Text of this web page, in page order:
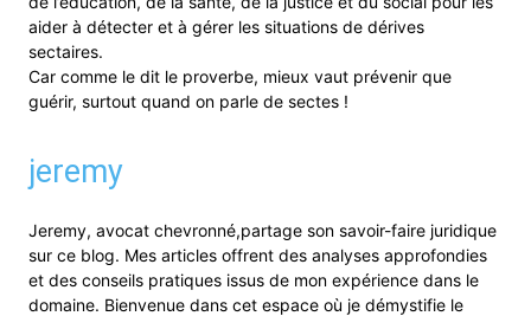
aider à détecter et à gérer les situations de dérives
sectaires.
Car comme le dit le proverbe, mieux vaut prévenir que
guérir, surtout quand on parle de sectes !
jeremy
Jeremy, avocat chevronné,partage son savoir-faire juridique
sur ce blog. Mes articles offrent des analyses approfondies
et des conseils pratiques issus de mon expérience dans le
domaine. Bienvenue dans cet espace où je démystifie le